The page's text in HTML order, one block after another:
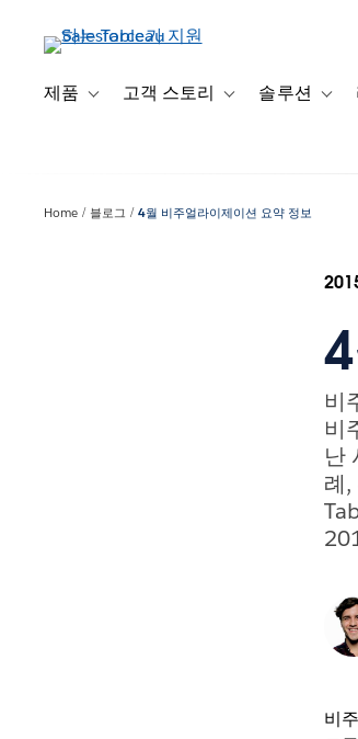
제품 Toggle sub-navigation for 제품
고객 스토리 Toggle sub-
솔루션
Home 블로그 4월 비주얼라이제이션 요약 정보
비
비
난
례
비